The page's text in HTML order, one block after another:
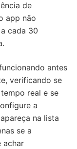
de
app não
cada 30
antes
verificando se
real e se
a
na lista
se a
achar